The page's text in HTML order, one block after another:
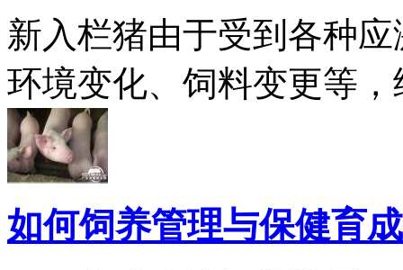
新入栏猪由于受到各种
环境变化、饲料变更等，
如何饲养管理与保健育